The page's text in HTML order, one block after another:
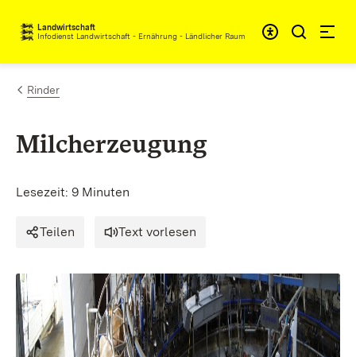
Zum Inhalt springen
Landwirtschaft
Infodienst Landwirtschaft - Ernährung - Ländlicher Raum
Rinder
Milcherzeugung
Lesezeit: 9 Minuten
Teilen Text vorlesen